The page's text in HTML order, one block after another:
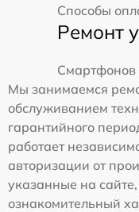
Способы
Ремонт
Смартфонов
Мы занимаемся
обслуживанием
гарантийного
работает
авторизации от
указанные на
ознакомительный